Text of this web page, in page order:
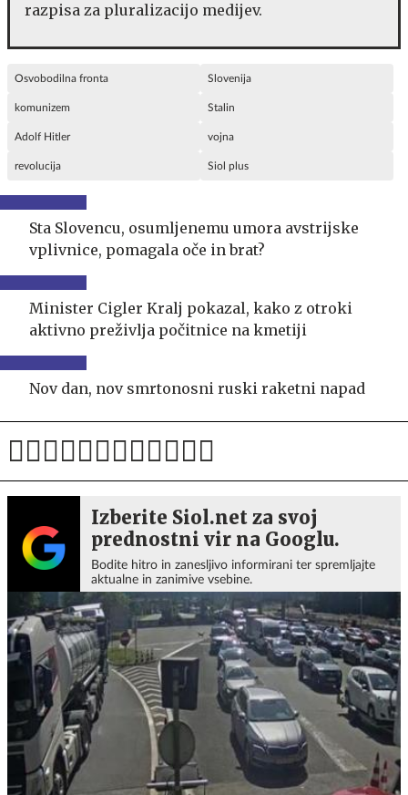
razpisa za pluralizacijo medijev.
Osvobodilna fronta Slovenija
komunizem Stalin
Adolf Hitler vojna
revolucija Siol plus
Sta Slovencu, osumljenemu umora avstrijske
vplivnice, pomagala oče in brat?
Minister Cigler Kralj pokazal, kako z otroki
aktivno preživlja počitnice na kmetiji
Nov dan, nov smrtonosni ruski raketni napad
Izberite Siol.net za svoj
prednostni vir na Googlu.
Bodite hitro in zanesljivo informirani ter spremljajte
aktualne in zanimive vsebine.